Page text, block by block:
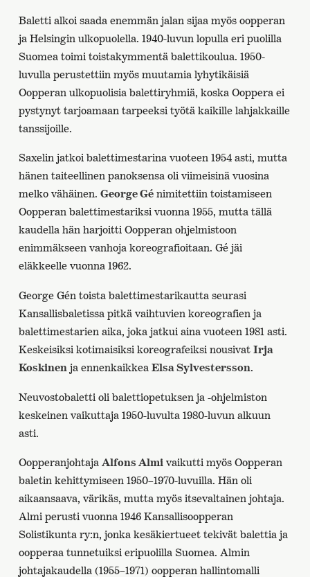
Baletti alkoi saada enemmän jalan sijaa myös oopperan
ja Helsingin ulkopuolella. 1940-luvun lopulla eri puolilla
Suomea toimi toistakymmentä balettikoulua. 1950-
luvulla perustettiin myös muutamia lyhytikäisiä
Oopperan ulkopuolisia balettiryhmiä, koska Ooppera ei
pystynyt tarjoamaan tarpeeksi työtä kaikille lahjakkaille
tanssijoille.
Saxelin jatkoi balettimestarina vuoteen 1954 asti, mutta
hänen taiteellinen panoksensa oli viimeisinä vuosina
melko vähäinen. George Génimitettiin toistamiseen
Oopperan balettimestariksi vuonna 1955, mutta tällä
kaudella hän harjoitti Oopperan ohjelmistoon
enimmäkseen vanhoja koreografioitaan. Gé jäi
eläkkeelle vuonna 1962.
George Gén toista balettimestarikautta seurasi
Kansallisbaletissa pitkä vaihtuvien koreografien ja
balettimestarien aika, joka jatkui aina vuoteen 1981 asti.
Keskeisiksi kotimaisiksi koreografeiksi nousivat Irja
Koskinen ja ennenkaikkea Elsa Sylvestersson.
Neuvostobaletti oli balettiopetuksen ja -ohjelmiston
keskeinen vaikuttaja 1950-luvulta 1980-luvun alkuun
asti.
Oopperanjohtaja Alfons Almi vaikutti myös Oopperan
baletin kehittymiseen 1950–1970-luvuilla. Hän oli
aikaansaava, värikäs, mutta myös itsevaltainen johtaja.
Almi perusti vuonna 1946 Kansallisoopperan
Solistikunta ry:n, jonka kesäkiertueet tekivät balettia ja
oopperaa tunnetuiksi eripuolilla Suomea. Almin
johtajakaudella (1955–1971) oopperan hallintomalli